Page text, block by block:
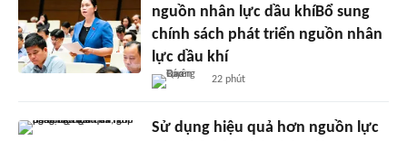
nguồn nhân lực dầu khíBổ sung
chính sách phát triển nguồn nhân
lực dầu khí
22 phút
Sử dụng hiệu quả hơn nguồn lực